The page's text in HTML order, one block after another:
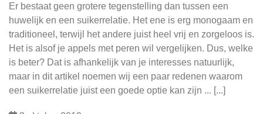
Er bestaat geen grotere tegenstelling dan tussen een
huwelijk en een suikerrelatie. Het ene is erg monogaam en
traditioneel, terwijl het andere juist heel vrij en zorgeloos is.
Het is alsof je appels met peren wil vergelijken. Dus, welke
is beter? Dat is afhankelijk van je interesses natuurlijk,
maar in dit artikel noemen wij een paar redenen waarom
een suikerrelatie juist een goede optie kan zijn ... [...]